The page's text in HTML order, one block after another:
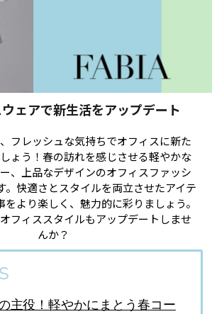
ェアで新生活をアップデート
フレッシュな気持ちでオフィスに新た
ょう！春の訪れを感じさせる軽やかな
、上品なデザインのオフィスファッシ
。快適さとスタイルを両立させたアイテ
より楽しく、魅力的に彩りましょう。
フィススタイルもアップデートしませ
んか？
主役！軽やかにまとう春コー